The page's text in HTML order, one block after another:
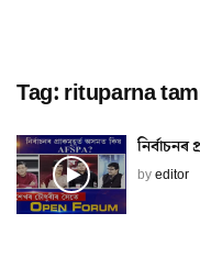
Tag: rituparna
byeditor